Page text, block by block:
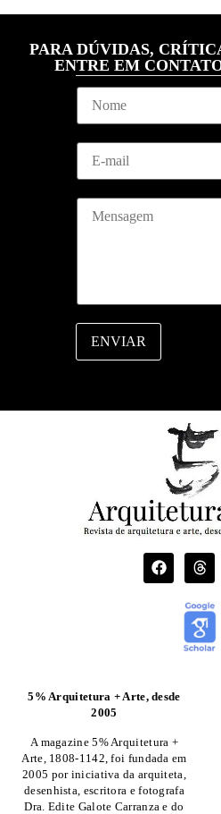
PARA DÚVIDAS,
ENTRE EM
*
m
e
N
m
*E
a
lM
m
ENVIAR
5% Arquitetura + Arte, desde
2005
A magazine 5% Arquitetura +
Arte, 1808-1142, foi fundada em
2005 por iniciativa da arquiteta,
desenhista, escritora e fotografa
Dra. Edite Galote Carranza e do